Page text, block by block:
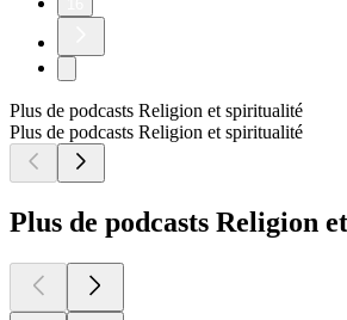
Plus de podcasts Religion et spiritualité
Plus de podcasts Religion et spiritualité
Plus de podcasts Religion